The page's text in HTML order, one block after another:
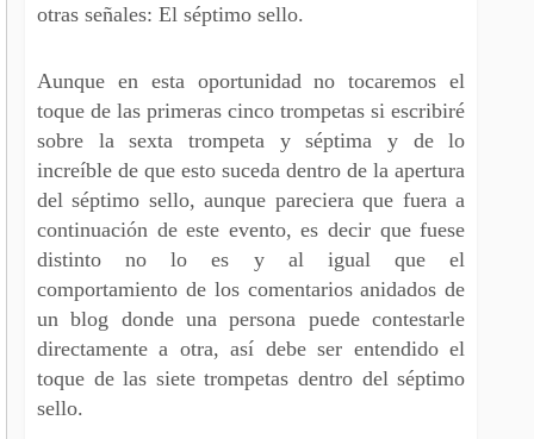
otras señales: El séptimo sello.
Aunque en esta oportunidad no tocaremos el
toque de las primeras cinco trompetas si escribiré
sobre la sexta trompeta y séptima y de lo
increíble de que esto suceda dentro de la apertura
del séptimo sello, aunque pareciera que fuera a
continuación de este evento, es decir que fuese
distinto no lo es y al igual que el
comportamiento de los comentarios anidados de
un blog donde una persona puede contestarle
directamente a otra, así debe ser entendido el
toque de las siete trompetas dentro del séptimo
sello.